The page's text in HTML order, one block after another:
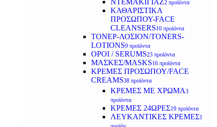
ΝΤΕΜΑΚΙΓΙΑΖ2 προϊόντα
ΚΑΘΑΡΙΣΤΙΚΑ
ΠΡΟΣΩΠΟΥ-FACE
CLEANSERS10 προϊόντα
ΤΟΝΕΡ-ΛΟΣΙΟΝ/TONERS-
LOTIONS9 προϊόντα
ΟΡΟΙ / SERUMS23 προϊόντα
ΜΑΣΚΕΣ/MASKS16 προϊόντα
ΚΡΕΜΕΣ ΠΡΟΣΩΠΟΥ/FACE
CREAMS38 προϊόντα
ΚΡΕΜΕΣ ΜΕ ΧΡΩΜΑ3
προϊόντα
ΚΡΕΜΕΣ 24ΩΡΕΣ19 προϊόντα
ΛΕΥΚΑΝΤΙΚΕΣ ΚΡΕΜΕΣ1